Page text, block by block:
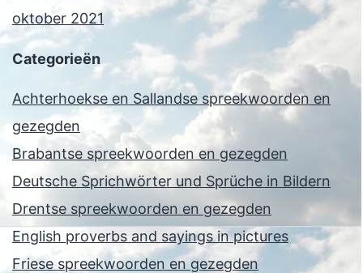
oktober 2021
Categorieën
Achterhoekse en Sallandse spreekwoorden en
gezegden
Brabantse spreekwoorden en gezegden
Deutsche Sprichwörter und Sprüche in Bildern
Drentse spreekwoorden en gezegden
English proverbs and sayings in pictures
Friese spreekwoorden en gezegden